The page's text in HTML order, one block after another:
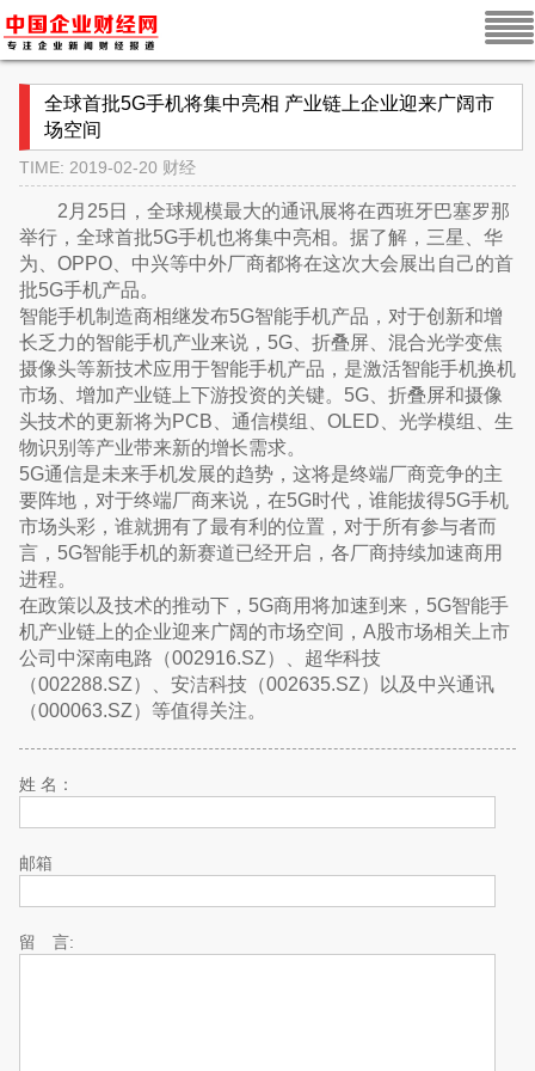
全球首批5G手机将集中亮相 产业链上企业迎来广阔市
场空间
TIME: 2019-02-20 财经
2月25日，全球规模最大的通讯展将在西班牙巴塞罗那
举行，全球首批5G手机也将集中亮相。据了解，三星、华
为、OPPO、中兴等中外厂商都将在这次大会展出自己的首
批5G手机产品。
智能手机制造商相继发布5G智能手机产品，对于创新和增
长乏力的智能手机产业来说，5G、折叠屏、混合光学变焦
摄像头等新技术应用于智能手机产品，是激活智能手机换机
市场、增加产业链上下游投资的关键。5G、折叠屏和摄像
头技术的更新将为PCB、通信模组、OLED、光学模组、生
物识别等产业带来新的增长需求。
5G通信是未来手机发展的趋势，这将是终端厂商竞争的主
要阵地，对于终端厂商来说，在5G时代，谁能拔得5G手机
市场头彩，谁就拥有了最有利的位置，对于所有参与者而
言，5G智能手机的新赛道已经开启，各厂商持续加速商用
进程。
在政策以及技术的推动下，5G商用将加速到来，5G智能手
机产业链上的企业迎来广阔的市场空间，A股市场相关上市
公司中深南电路（002916.SZ）、超华科技
（002288.SZ）、安洁科技（002635.SZ）以及中兴通讯
（000063.SZ）等值得关注。
姓 名：
邮箱
留 言: